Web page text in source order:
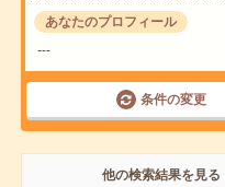
あなたのプロフィール
---
条件の変更
他の検索結果を見る